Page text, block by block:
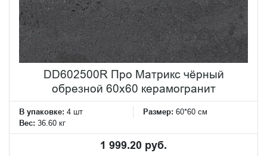
DD602500R Про Матрикс чёрный
обрезной 60x60 керамогранит
В упаковке: 4 шт Размер: 60*60 см
Вес: 36.60 кг
1 999.20 руб.